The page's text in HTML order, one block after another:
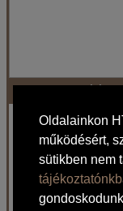
Oldalainkon
működésért,
sütikben nem